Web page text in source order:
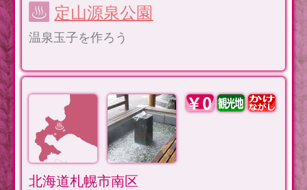
定山源泉公園
温泉玉子を作ろう
北海道札幌市南区